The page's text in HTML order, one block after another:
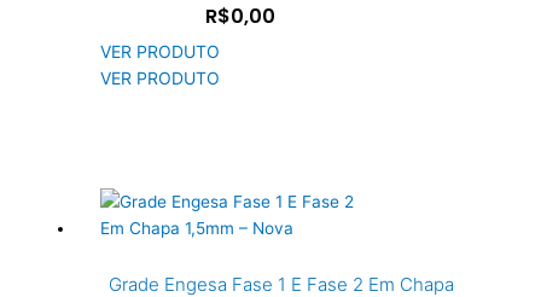
R$0,00
VER PRODUTO
VER PRODUTO
Grade Engesa Fase 1 E Fase 2 Em Chapa